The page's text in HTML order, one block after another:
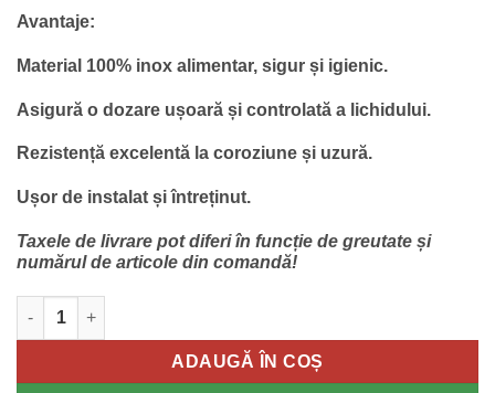
Avantaje:
Material 100% inox alimentar, sigur și igienic.
Asigură o dozare ușoară și controlată a lichidului.
Rezistență excelentă la coroziune și uzură.
Ușor de instalat și întreținut.
Taxele de livrare pot diferi în funcție de greutate și
numărul de articole din comandă!
ADAUGĂ ÎN COȘ